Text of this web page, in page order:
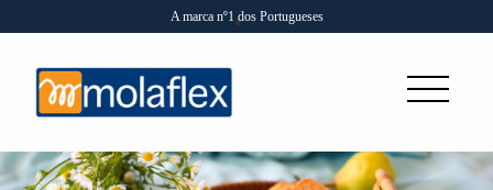
A marca nº1 dos Portugueses